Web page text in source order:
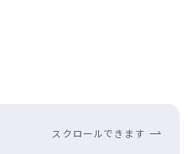
スクロールできます